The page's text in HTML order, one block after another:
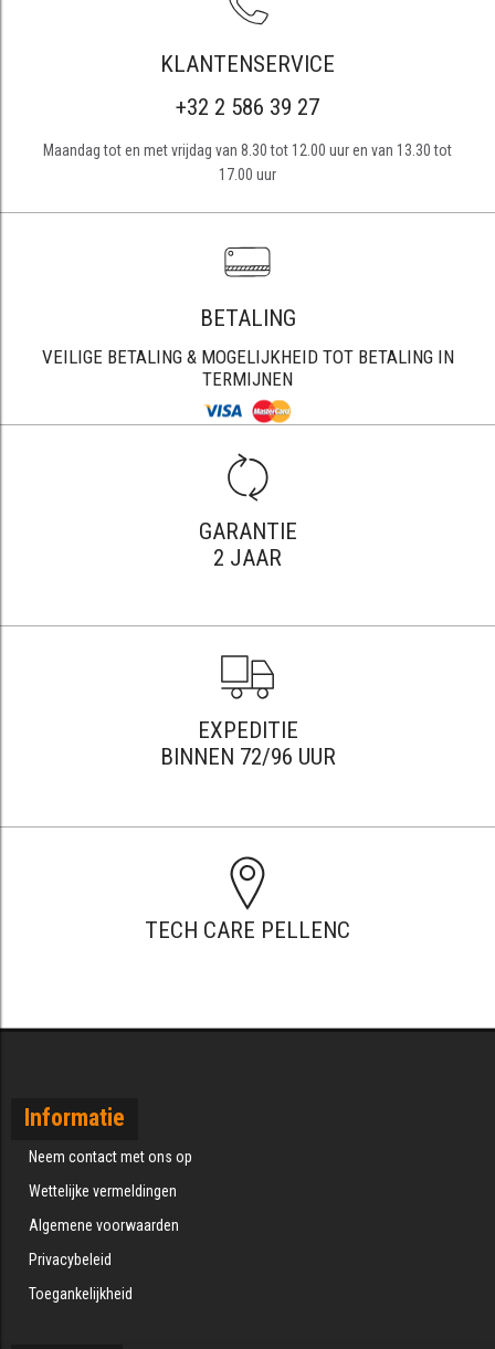
KLANTENSERVICE
+32 2 586 39 27
Maandag tot en met vrijdag van 8.30 tot 12.00 uur en van 13.30 tot
17.00 uur
BETALING
VEILIGE BETALING & MOGELIJKHEID TOT BETALING IN
TERMIJNEN
GARANTIE
2 JAAR
EXPEDITIE
BINNEN 72/96 UUR
TECH CARE PELLENC
Informatie
Neem contact met ons op
Wettelijke vermeldingen
Algemene voorwaarden
Privacybeleid
Toegankelijkheid